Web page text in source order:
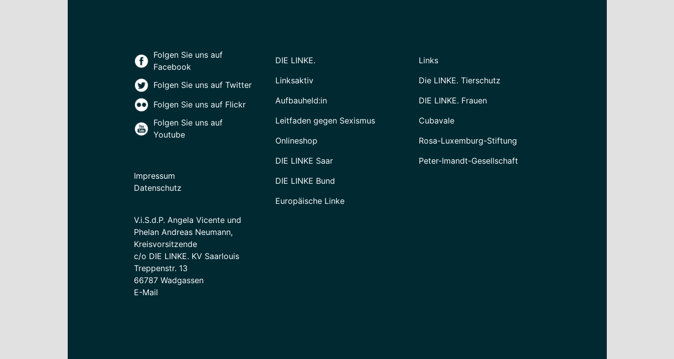
Folgen Sie uns auf
Facebook
Folgen Sie uns auf Twitter
Folgen Sie uns auf Flickr
Folgen Sie uns auf
Youtube
Impressum
Datenschutz
V.i.S.d.P. Angela Vicente und
Phelan Andreas Neumann,
Kreisvorsitzende
c/o DIE LINKE. KV Saarlouis
Treppenstr. 13
66787 Wadgassen
E-Mail
DIE LINKE.
Linksaktiv
Aufbauheld:in
Leitfaden gegen Sexismus
Onlineshop
DIE LINKE Saar
DIE LINKE Bund
Europäische Linke
Links
Die LINKE. Tierschutz
DIE LINKE. Frauen
Cubavale
Rosa-Luxemburg-Stiftung
Peter-Imandt-Gesellschaft